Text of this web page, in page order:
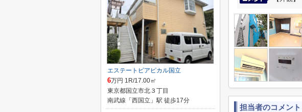
担当者のコメント
エステートピアピカル国立
6万円 1R/17.00㎡
東京都国立市北３丁目
南武線「西国立」駅 徒歩17分